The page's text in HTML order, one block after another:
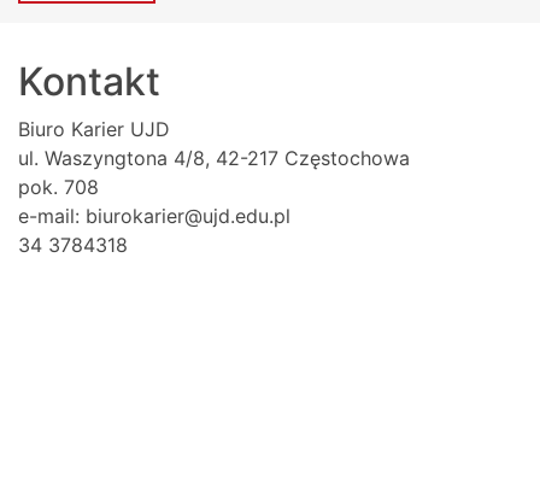
Kontakt
Biuro Karier UJD
ul. Waszyngtona 4/8, 42-217 Częstochowa
pok. 708
e-mail: biurokarier@ujd.edu.pl
34 3784318